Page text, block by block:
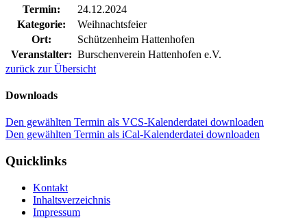
Termin:
24.12.2024
Kategorie:
Weihnachtsfeier
Ort:
Schützenheim Hattenhofen
Veranstalter: Burschenverein Hattenhofen e.V.
zurück zur Übersicht
Downloads
Den gewählten Termin als VCS-Kalenderdatei downloaden
Den gewählten Termin als iCal-Kalenderdatei downloaden
Quicklinks
Kontakt
Inhaltsverzeichnis
Impressum